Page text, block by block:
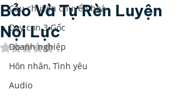
Câu chuyện chuyển hoá
Dạy con 3 Gốc
Doanh nghiệp
Hôn nhân, Tình yêu
Audio
Bảo Và Tự Rèn Luyện
Nội Lực
Đã xếp hạng NaN/5 sao.